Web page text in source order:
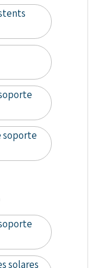
soporte
solares